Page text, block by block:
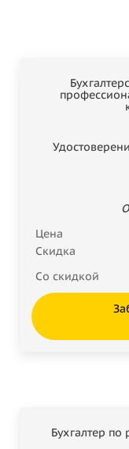
Цена
Скидка
Со скидкой
Бухгалтер по